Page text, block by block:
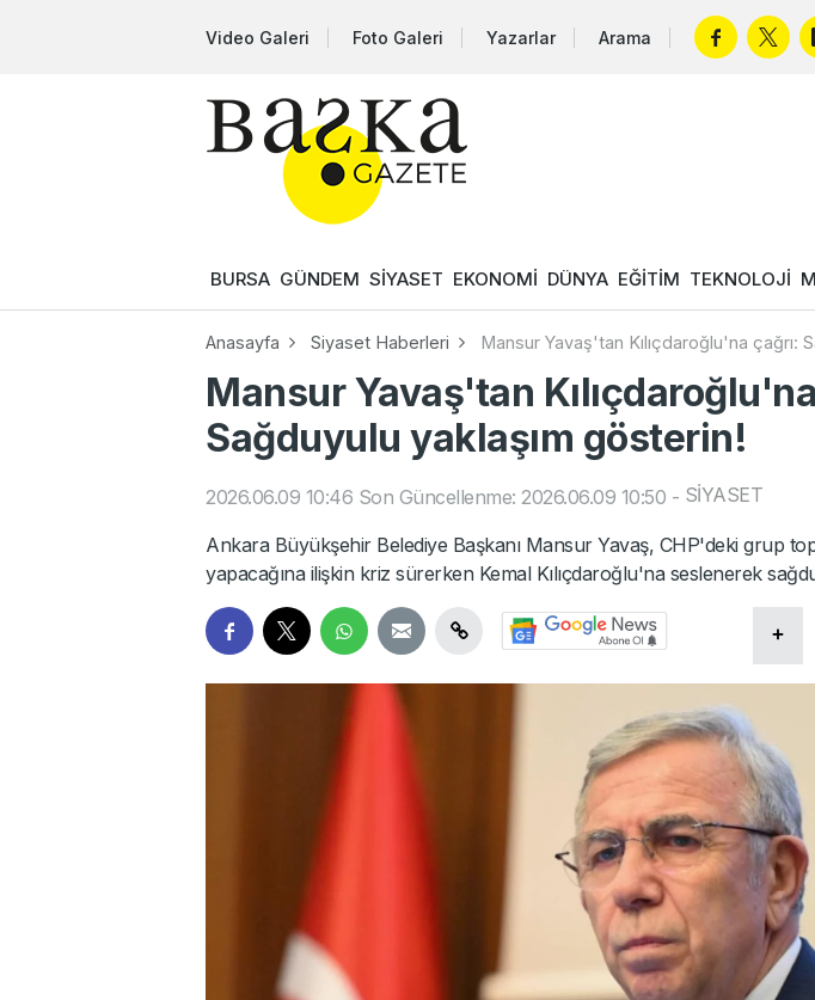
Video Galeri Foto Galeri Yazarlar Arama
BURSA GÜNDEM SİYASET EKONOMİ DÜNYA EĞİTİM TEKNOLOJİ
Anasayfa Siyaset Haberleri Mansur Yavaş'tan Kılıçdaroğlu'na çağrı:
Mansur Yavaş'tan
Sağduyulu yaklaşım gösterin!
2026.06.09 10:46 Son Güncellenme: 2026.06.09 10:50 - SİYASET
Ankara Büyükşehir Belediye Başkanı Mansur Yavaş, CHP'deki grup
yapacağına ilişkin kriz sürerken Kemal Kılıçdaroğlu'na seslenerek
+